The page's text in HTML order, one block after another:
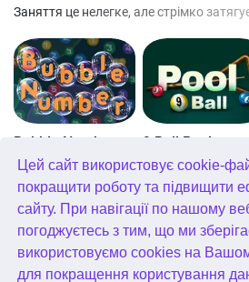
Цей сайт використовує cookie-
покращити роботу та підвищити
сайту. При навігації по нашому
погоджуєтесь з тим, що ми
використовуємо cookies на
для покращення користування
Заняття це нелегке, але стрімко
Bubble Number 9 Ball Pool
Blockz!